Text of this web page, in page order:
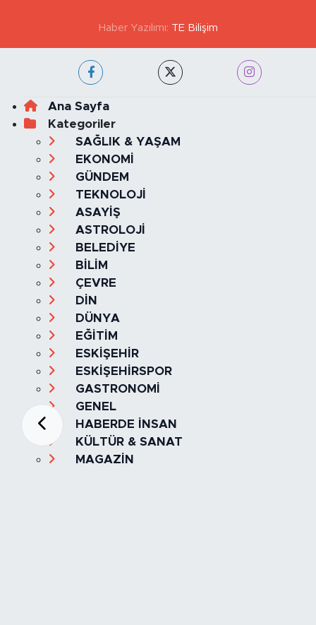
Haber Yazılımı: TE Bilişim
Ana Sayfa
Kategoriler
SAĞLIK & YAŞAM
EKONOMİ
GÜNDEM
TEKNOLOJİ
ASAYİŞ
ASTROLOJİ
BELEDİYE
BİLİM
ÇEVRE
DİN
DÜNYA
EĞİTİM
ESKİŞEHİR
ESKİŞEHİRSPOR
GASTRONOMİ
GENEL
HABERDE İNSAN
KÜLTÜR & SANAT
MAGAZİN